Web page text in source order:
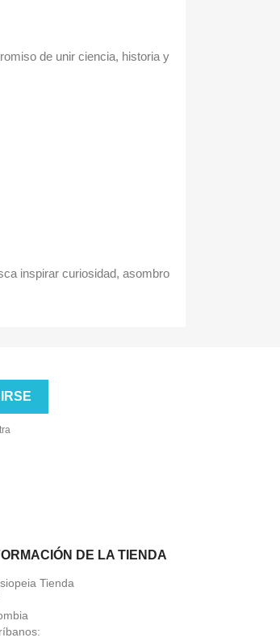
de unir ciencia, historia y
inspirar curiosidad, asombro
DE LA TIENDA
Tienda